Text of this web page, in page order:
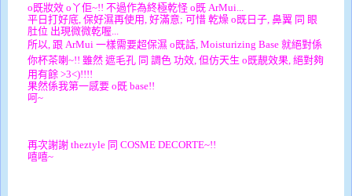
o既妝效 o丫佢~!! 不過作為終極乾怪 o既 ArMui...
平日打好底, 保好濕再使用, 好滿意; 可惜 乾燥 o既日子, 鼻翼 同 眼
肚位 出現微微乾喔...
所以, 跟 ArMui 一樣需要超保濕 o既話, Moisturizing Base 就絕對係
你杯茶喇~!! 雖然 遮毛孔 同 調色 功效, 但仿天生 o既靚效果, 絕對夠
用有餘 >3<)!!!!
果然係我第一感要 o既 base!!
呵~
再次謝謝 theztyle 同 COSME DECORTE~!!
嘻嘻~